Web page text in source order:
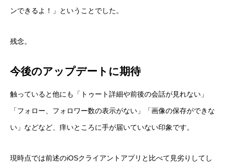
ンできるよ！」ということでした。
残念。
今後のアップデートに期待
触っていると他にも「トゥート詳細や前後の会話が見れない」
「フォロー、フォロワー数の表示がない」「画像の保存ができな
い」などなど、痒いところに手が届いていない印象です。
現時点では前述のiOSクライアントアプリと比べて見劣りしてし